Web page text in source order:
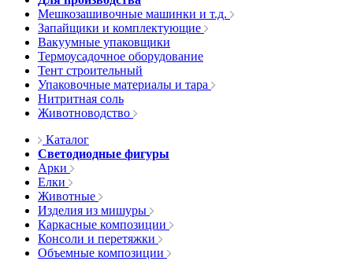
Мешкозашивочные машинки и т.д.
Запайщики и комплектующие
Вакуумные упаковщики
Термоусадочное оборудование
Тент строительный
Упаковочные материалы и тара
Нитритная соль
Животноводство
Каталог
Светодиодные фигуры
Арки
Елки
Животные
Изделия из мишуры
Каркасные композиции
Консоли и перетяжки
Объемные композиции